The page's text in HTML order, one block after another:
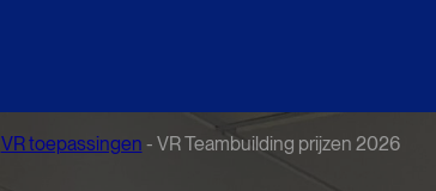
VR toepassingen - VR Teambuilding prijzen 2026